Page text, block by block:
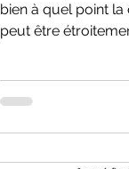
bien à quel point la
peut être